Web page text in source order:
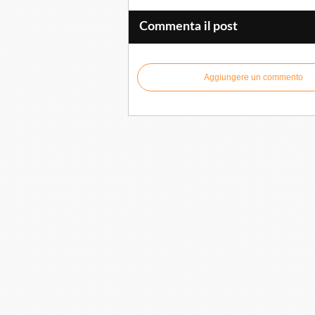
Commenta il post
Aggiungere un commento